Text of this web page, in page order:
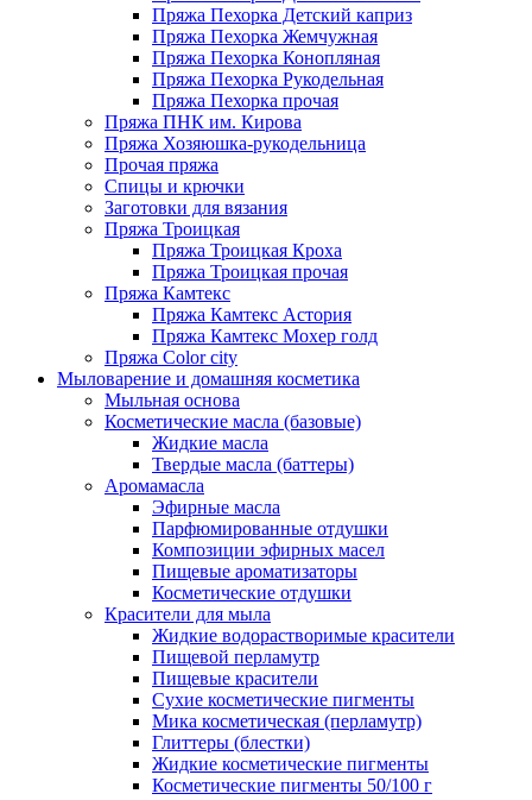
Пряжа Пехорка Детский каприз
Пряжа Пехорка Жемчужная
Пряжа Пехорка Конопляная
Пряжа Пехорка Рукодельная
Пряжа Пехорка прочая
Пряжа ПНК им. Кирова
Пряжа Хозяюшка-рукодельница
Прочая пряжа
Спицы и крючки
Заготовки для вязания
Пряжа Троицкая
Пряжа Троицкая Кроха
Пряжа Троицкая прочая
Пряжа Камтекс
Пряжа Камтекс Астория
Пряжа Камтекс Мохер голд
Пряжа Color city
Мыловарение и домашняя косметика
Мыльная основа
Косметические масла (базовые)
Жидкие масла
Твердые масла (баттеры)
Аромамасла
Эфирные масла
Парфюмированные отдушки
Композиции эфирных масел
Пищевые ароматизаторы
Косметические отдушки
Красители для мыла
Жидкие водорастворимые красители
Пищевой перламутр
Пищевые красители
Сухие косметические пигменты
Мика косметическая (перламутр)
Глиттеры (блестки)
Жидкие косметические пигменты
Косметические пигменты 50/100 г